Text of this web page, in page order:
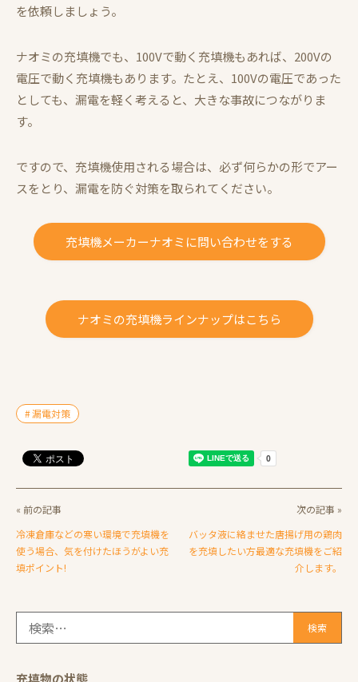
を依頼しましょう。
ナオミの充填機でも、100Vで動く充填機もあれば、200Vの
電圧で動く充填機もあります。たとえ、100Vの電圧であった
としても、漏電を軽く考えると、大きな事故につながりま
す。
ですので、充填機使用される場合は、必ず何らかの形でアー
スをとり、漏電を防ぐ対策を取られてください。
充填機メーカーナオミに問い合わせをする
ナオミの充填機ラインナップはこちら
漏電対策
« 前の記事
冷凍倉庫などの寒い環境で充填機を
使う場合、気を付けたほうがよい充
填ポイント!
次の記事 »
バッタ液に絡ませた唐揚げ用の鶏肉
を充填したい方最適な充填機をご紹
介します。
索:
充填物の状態